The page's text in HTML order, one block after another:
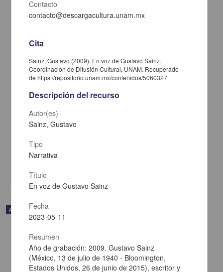
En voz de Gustavo Sainz
2023-05-11
Artes y Humanidades
Audio
Contacto
contacto@descargacultura.unam.mx
Cita
Sainz, Gustavo (2009). En voz de Gustavo Sainz.
Coordinación de Difusión Cultural, UNAM. Recuperado
de https://repositorio.unam.mx/contenidos/5060327
Descripción del recurso
Autor(es)
Sainz, Gustavo
Tipo
Narrativa
Título
En voz de Gustavo Sainz
Fecha
2023-05-11
Resumen
Año de grabación: 2009. Gustavo Sainz
(México, 13 de julio de 1940 - Bloomington,
Estados Unidos, 26 de junio de 2015), escritor y